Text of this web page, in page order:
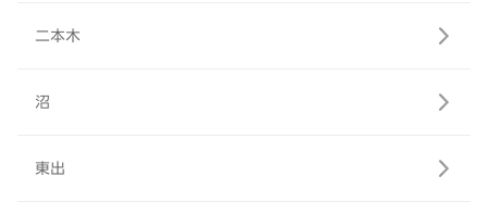
二本木
沼
東出